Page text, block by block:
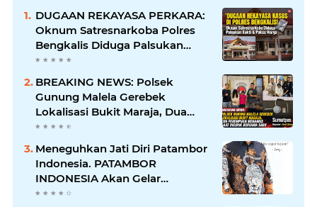
DUGAAN REKAYASA PERKARA:
Oknum Satresnarkoba Polres
Bengkalis Diduga Palsukan
Barang Bukti Hingga Paksa
BREAKING NEWS: Polsek
Gunung Malela Gerebek
Lokalisasi Bukit Maraja, Dua
Perempuan Menangis Saat
Diciduk Bersama Sabu
Meneguhkan Jati Diri Patambor
Indonesia. PATAMBOR
INDONESIA Akan Gelar
RAKERNAS II Di Jakarta.